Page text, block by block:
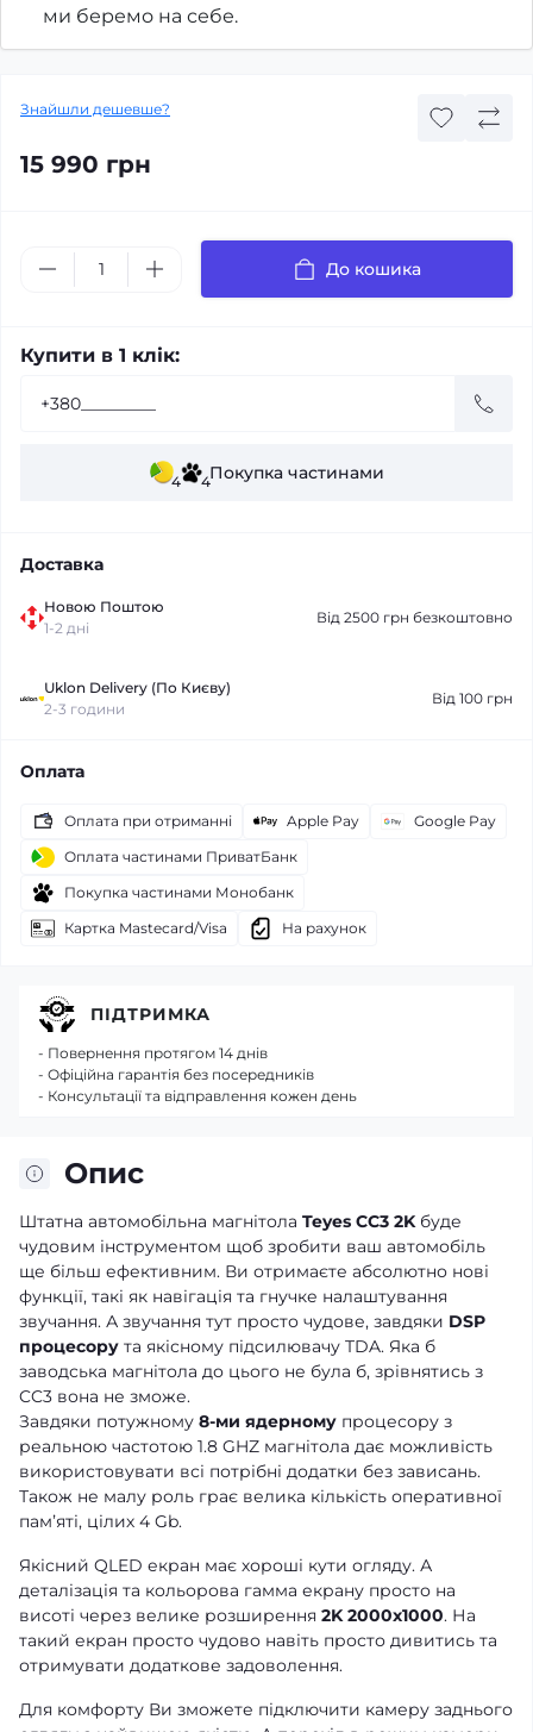
ми беремо на себе.
Знайшли дешевше?
15 990 грн
До кошика
Купити в 1 клік:
4 4Покупка частинами
Доставка
Новою Поштою
1-2 дні
Від 2500 грн безкоштовно
Uklon Delivery (По Києву)
2-3 години
Від 100 грн
Оплата
Оплата при отриманні Apple Pay
Google Pay
Оплата частинами ПриватБанк
Покупка частинами Монобанк
Картка Mastecard/Visa
На рахунок
Опис
Штатна автомобільна магнітола Teyes CC3 2Kбуде
чудовим інструментом щоб зробити ваш автомобіль
ще більш ефективним. Ви отримаєте абсолютно нові
функції, такі як навігація та гнучке налаштування
звучання. А звучання тут просто чудове, завдяки DSP
процесору та якісному підсилювачу TDA. Яка б
заводська магнітола до цього не була б, зрівнятись з
CC3 вона не зможе.
Завдяки потужному 8-ми ядерному процесору з
реальною частотою 1.8 GHZ магнітола дає можливість
використовувати всі потрібні додатки без зависань.
Також не малу роль грає велика кількість оперативної
памʼяті, цілих 4 Gb.
Якісний QLED екран має хороші кути огляду. А
деталізація та кольорова гамма екрану просто на
висоті через велике розширення 2K 2000x1000. На
такий екран просто чудово навіть просто дивитись та
отримувати додаткове задоволення.
Для комфорту Ви зможете підключити камеру заднього
ПІДТРИМКА
- Повернення протягом 14 днів
- Офіційна гарантія без посередників
- Консультації та відправлення кожен день